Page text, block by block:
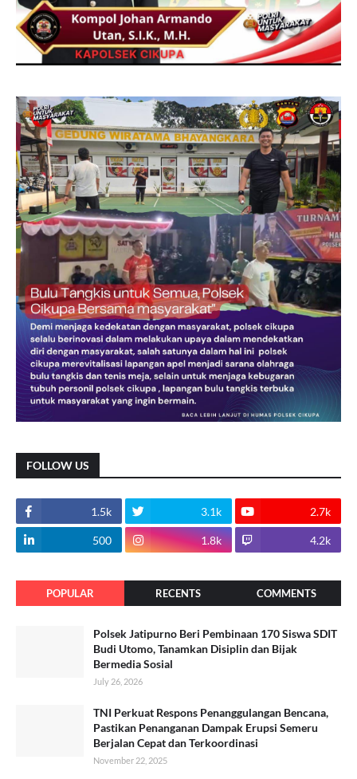
FOLLOW US
1.5k 3.1k 2.7k
500 1.8k 4.2k
POPULAR RECENTS COMMENTS
Polsek Jatipurno Beri Pembinaan 170 Siswa SDIT
Budi Utomo, Tanamkan Disiplin dan Bijak
Bermedia Sosial
July 26, 2026
TNI Perkuat Respons Penanggulangan Bencana,
Pastikan Penanganan Dampak Erupsi Semeru
Berjalan Cepat dan Terkoordinasi
November 22, 2025